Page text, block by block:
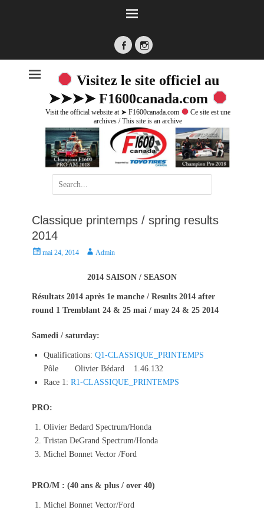
FacebookInstagram
Visitez le site officiel au
➤➤➤➤ F1600canada.com
Visit the official website at ➤ F1600canada.com
Ce site est une
archives / This site is an archive
Search
for:
Classique printemps / spring results
2014
P
e
d
n
mai 24, 2014
A
o
r
Admin
2014 SAISON / SEASON
Résultats 2014 après 1e manche / Results 2014 after
round 1 Tremblant 24 & 25 mai / may 24 & 25 2014
Samedi / saturday:
Qualifications: Q1-CLASSIQUE_PRINTEMPS
Pôle Olivier Bédard 1.46.132
Race 1: R1-CLASSIQUE_PRINTEMPS
PRO:
Olivier Bedard Spectrum/Honda
Tristan DeGrand Spectrum/Honda
Michel Bonnet Vector /Ford
PRO/M : (40 ans & plus / over 40)
Michel Bonnet Vector/Ford